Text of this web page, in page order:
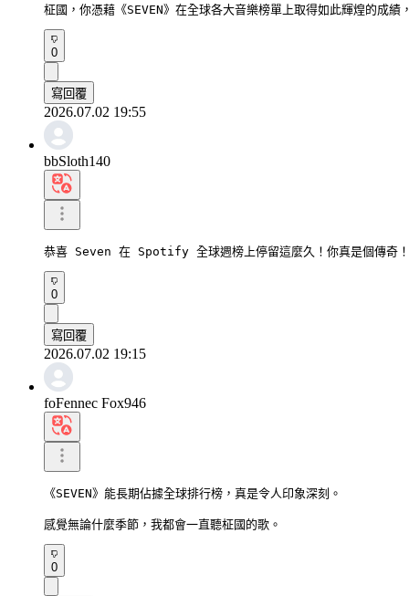
柾國，你憑藉《SEVEN》在全球各大音樂榜單上取得如此輝煌的成
0
寫回覆
2026.07.02 19:55
bbSloth140
恭喜 Seven 在 Spotify 全球週榜上停留這麼久！你真是個傳奇
0
寫回覆
2026.07.02 19:15
foFennec Fox946
《SEVEN》能長期佔據全球排行榜，真是令人印象深刻。
感覺無論什麼季節，我都會一直聽柾國的歌。
0